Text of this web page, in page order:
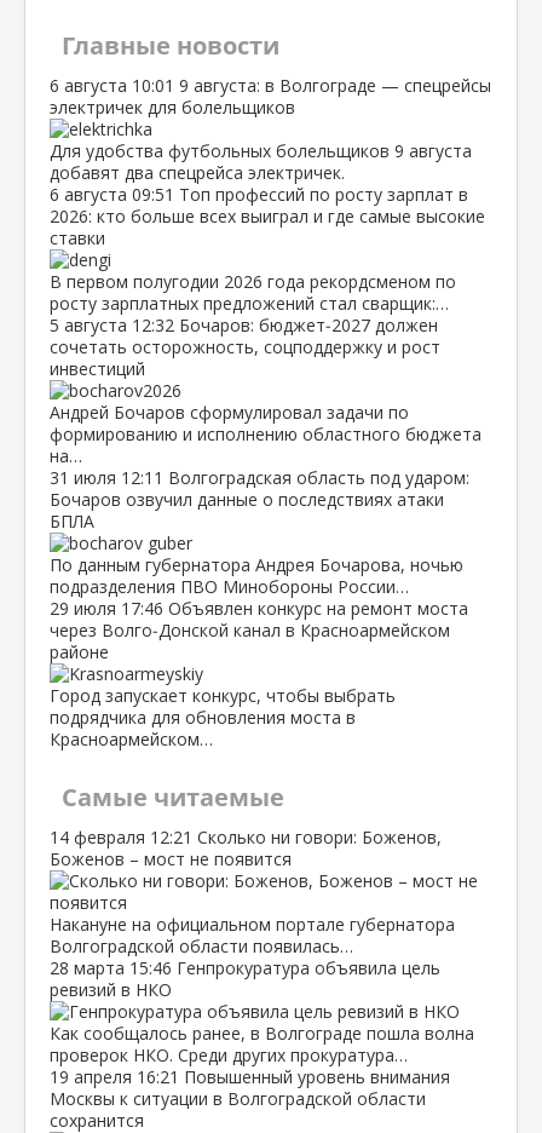
Главные новости
6 августа 10:01 9 августа: в Волгограде — спецрейсы
электричек для болельщиков
Для удобства футбольных болельщиков 9 августа
добавят два спецрейса электричек.
6 августа 09:51 Топ профессий по росту зарплат в
2026: кто больше всех выиграл и где самые высокие
ставки
В первом полугодии 2026 года рекордсменом по
росту зарплатных предложений стал сварщик:…
5 августа 12:32 Бочаров: бюджет‑2027 должен
сочетать осторожность, соцподдержку и рост
инвестиций
Андрей Бочаров сформулировал задачи по
формированию и исполнению областного бюджета
на…
31 июля 12:11 Волгоградская область под ударом:
Бочаров озвучил данные о последствиях атаки
БПЛА
По данным губернатора Андрея Бочарова, ночью
подразделения ПВО Минобороны России…
29 июля 17:46 Объявлен конкурс на ремонт моста
через Волго‑Донской канал в Красноармейском
районе
Город запускает конкурс, чтобы выбрать
подрядчика для обновления моста в
Красноармейском…
Самые читаемые
14 февраля 12:21 Сколько ни говори: Боженов,
Боженов – мост не появится
Накануне на официальном портале губернатора
Волгоградской области появилась…
28 марта 15:46 Генпрокуратура объявила цель
ревизий в НКО
Как сообщалось ранее, в Волгограде пошла волна
проверок НКО. Среди других прокуратура…
19 апреля 16:21 Повышенный уровень внимания
Москвы к ситуации в Волгоградской области
сохранится